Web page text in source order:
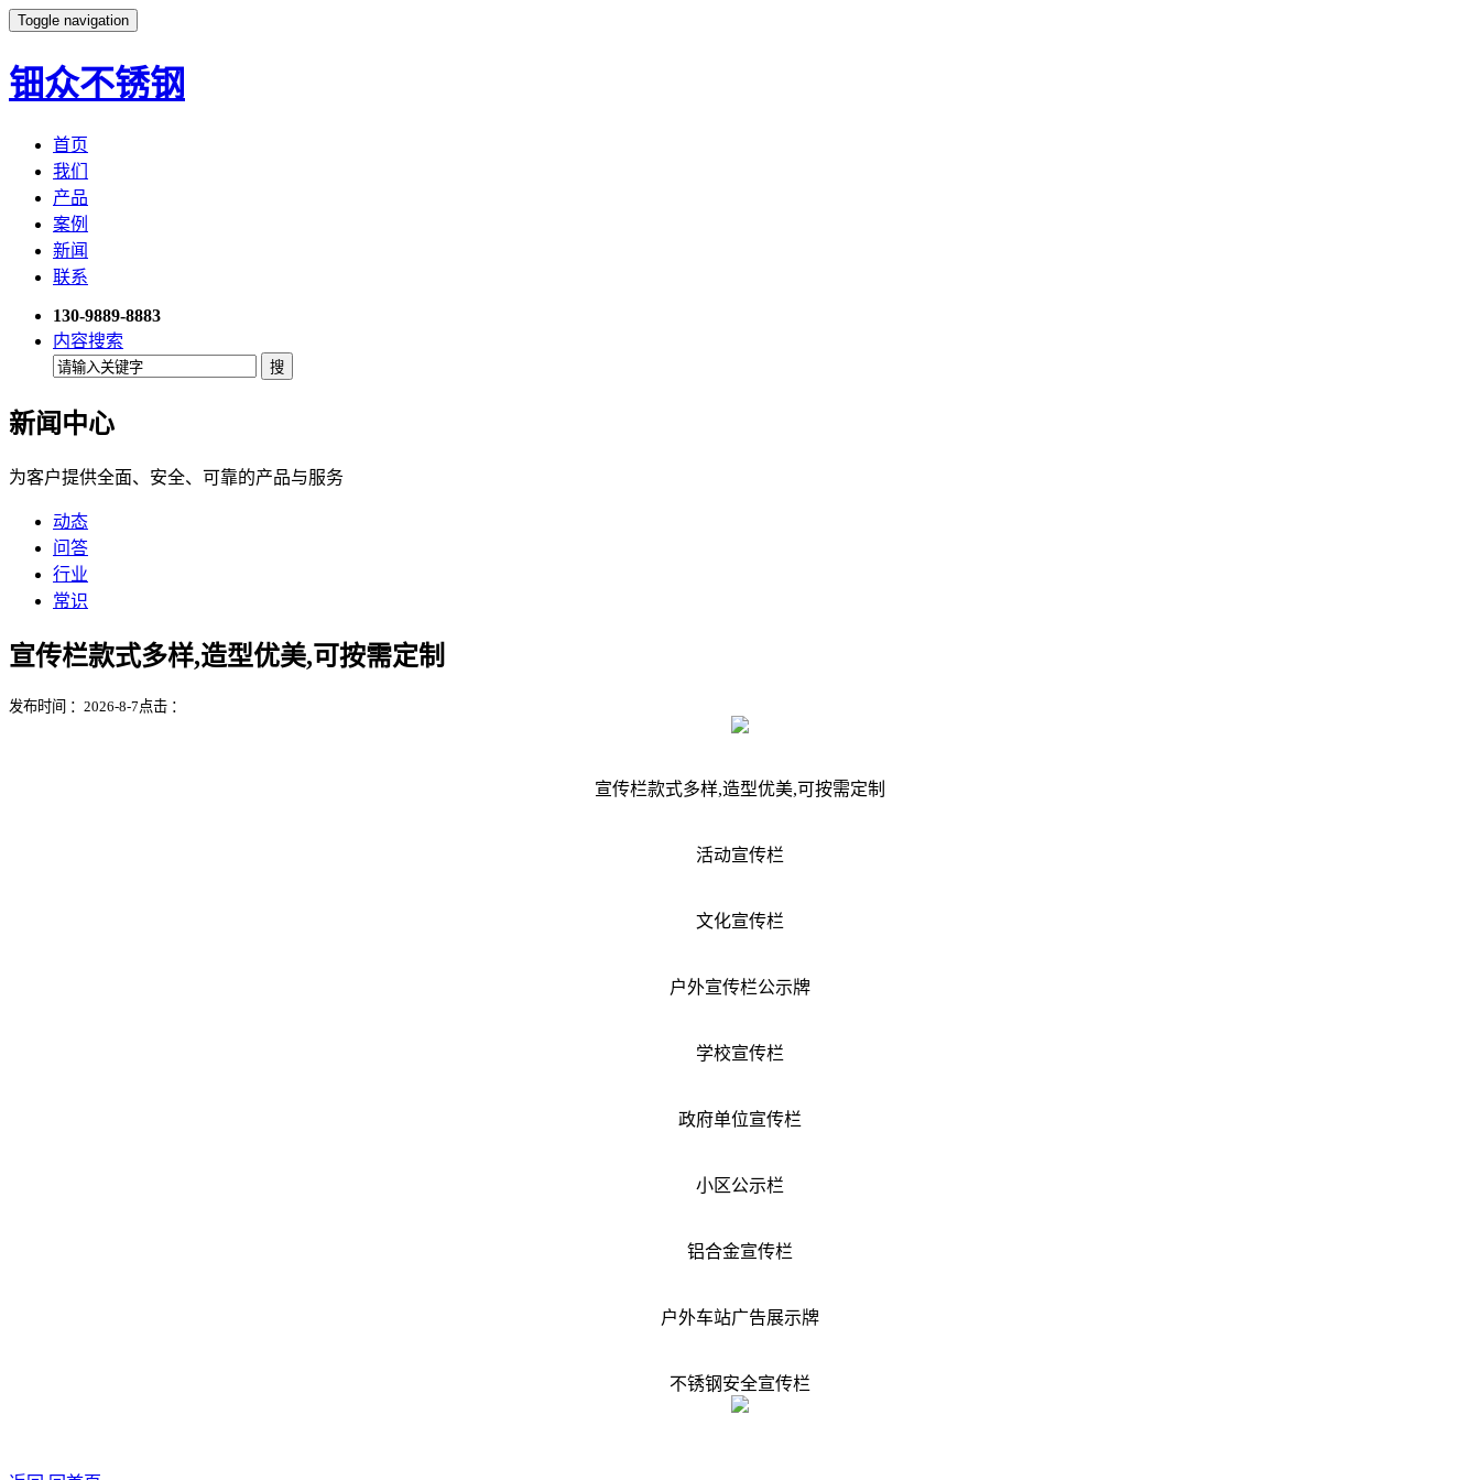
Toggle navigation
钿众不锈钢
首页
我们
产品
案例
新闻
联系
130-9889-8883
内容搜索
新闻中心
为客户提供全面、安全、可靠的产品与服务
动态
问答
行业
常识
宣传栏款式多样,造型优美,可按需定制
发布时间 ：2026-8-7 点击 ：
宣传栏款式多样,造型优美,可按需定制
活动宣传栏
文化宣传栏
户外宣传栏公示牌
学校宣传栏
政府单位宣传栏
小区公示栏
铝合金宣传栏
户外车站广告展示牌
不锈钢安全宣传栏